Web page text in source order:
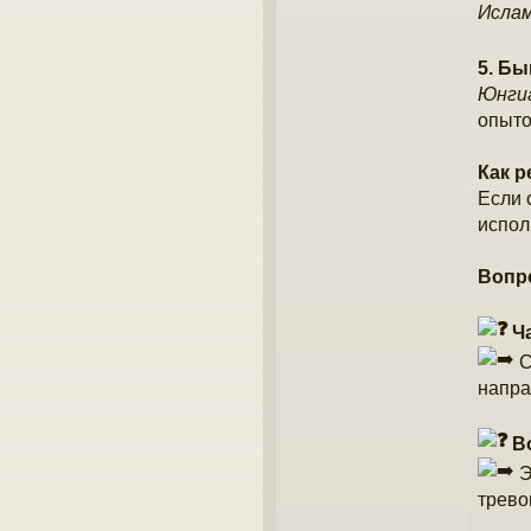
5.
Как
Если